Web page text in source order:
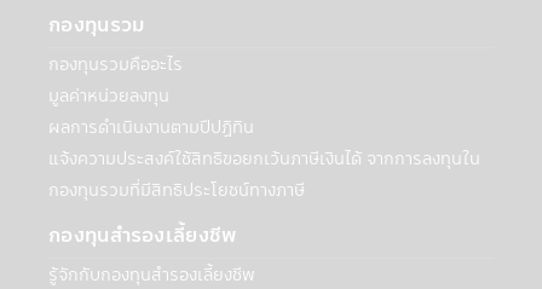
ประโยชน์ในการยืนยันสิทธิประโยชน์ในทางภาษี
ของท่านหากถูกเรียกถามในอนาคต อนึ่ง ผู้
ลงทุนควรขอรับ และศึกษาข้อมูลในหนังสือชี้
ชวน และคู่มือการลงทุนให้เข้าใจ หรือสอบถาม
รายละเอียดเพิ่มเติมได้ที่ บริษัทจัดการ หรือผู้
ขายหน่วยลงทุน
• กรณีกองทุนรวมที่มีการลงทุนในต่าง
ประเทศ และไม่ได้ป้องกันความเสี่ยงของอัตรา
แลกเปลี่ยนทั้งจำนวน ผู้ลงทุนอาจจะขาดทุน
หรือได้รับกำไรจากอัตราแลกเปลี่ยน หรือได้รับ
กองทุนรวม
กองทุนรวมคืออะไร
มูลค่าหน่วยลงทุน
ผลการดำเนินงานตามปีปฏิทิน
แจ้งความประสงค์ใช้สิทธิขอยกเว้นภาษีเงินได้ จากการลงทุนใน
กองทุนรวมที่มีสิทธิประโยชน์ทางภาษี
กองทุนสำรองเลี้ยงชีพ
รู้จักกับกองทุนสำรองเลี้ยงชีพ